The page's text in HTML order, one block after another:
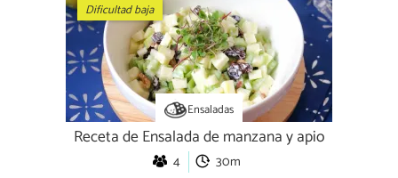
Dificultad baja
Ensaladas
Receta de Ensalada de manzana y apio
4 30m